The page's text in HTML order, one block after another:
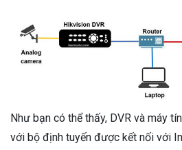
Như bạn có thể thấy, DVR và máy
với bộ định tuyến được kết nối với